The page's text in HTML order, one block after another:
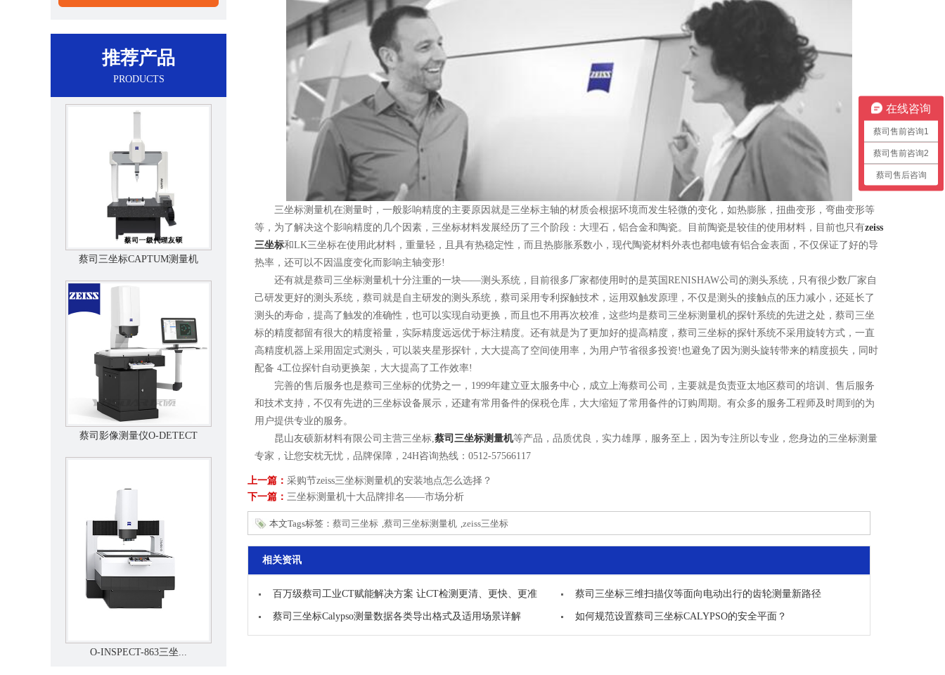
推荐产品
PRODUCTS
蔡司三坐标CAPTUM测量机
蔡司影像测量仪O-DETECT
O-INSPECT-863三坐...
三坐标测量机在测量时，一般影响精度的主要原因就是三坐标主轴的材质会根据环境而发生轻微的变化，如热膨胀，扭曲变形，弯曲变形等
等，为了解决这个影响精度的几个因素，三坐标材料发展经历了三个阶段：大理石，铝合金和陶瓷。目前陶瓷是较佳的使用材料，目前也只有zeiss
三坐标和LK三坐标在使用此材料，重量轻，且具有热稳定性，而且热膨胀系数小，现代陶瓷材料外表也都电镀有铝合金表面，不仅保证了好的导
热率，还可以不因温度变化而影响主轴变形!
还有就是蔡司三坐标测量机十分注重的一块——测头系统，目前很多厂家都使用时的是英国RENISHAW公司的测头系统，只有很少数厂家自
己研发更好的测头系统，蔡司就是自主研发的测头系统，蔡司采用专利探触技术，运用双触发原理，不仅是测头的接触点的压力减小，还延长了
测头的寿命，提高了触发的准确性，也可以实现自动更换，而且也不用再次校准，这些均是蔡司三坐标测量机的探针系统的先进之处，蔡司三坐
标的精度都留有很大的精度裕量，实际精度远远优于标注精度。还有就是为了更加好的提高精度，蔡司三坐标的探针系统不采用旋转方式，一直
高精度机器上采用固定式测头，可以装夹星形探针，大大提高了空间使用率，为用户节省很多投资!也避免了因为测头旋转带来的精度损失，同时
配备 4工位探针自动更换架，大大提高了工作效率!
完善的售后服务也是蔡司三坐标的优势之一，1999年建立亚太服务中心，成立上海蔡司公司，主要就是负责亚太地区蔡司的培训、售后服务
和技术支持，不仅有先进的三坐标设备展示，还建有常用备件的保税仓库，大大缩短了常用备件的订购周期。有众多的服务工程师及时周到的为
用户提供专业的服务。
昆山友硕新材料有限公司主营三坐标, 蔡司三坐标测量机等产品，品质优良，实力雄厚，服务至上，因为专注所以专业，您身边的三坐标测量
专家，让您安枕无忧，品牌保障，24H咨询热线：0512-57566117
上一篇： 采购节zeiss三坐标测量机的安装地点怎么选择？
下一篇： 三坐标测量机十大品牌排名——市场分析
本文Tags标签： 蔡司三坐标 蔡司三坐标测量机 zeiss三坐标
相关资讯
百万级蔡司工业CT赋能解决方案 让CT检测更清、更快、更准 蔡司三坐标三维扫描仪等面向电动出行的齿轮测量新路径
蔡司三坐标Calypso测量数据各类导出格式及适用场景详解 如何规范设置蔡司三坐标CALYPSO的安全平面？
在线咨询
蔡司售前咨询1
蔡司售前咨询2
蔡司售后咨询